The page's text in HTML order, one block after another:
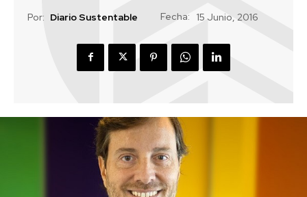
Por: Diario Sustentable Fecha: 15 Junio, 2016